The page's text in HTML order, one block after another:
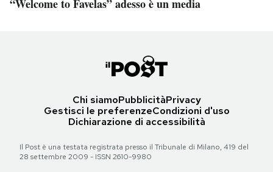
“Welcome to Favelas” adesso è un media
Chi siamoPubblicitàPrivacy
Gestisci le preferenzeCondizioni d'uso
Dichiarazione di accessibilità
Il Post è una testata registrata presso il Tribunale di Milano, 419 del
28 settembre 2009 - ISSN 2610-9980